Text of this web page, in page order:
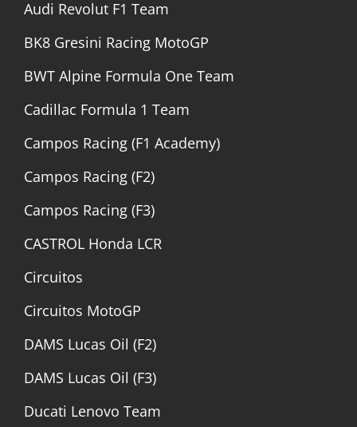
Audi Revolut F1 Team
BK8 Gresini Racing MotoGP
BWT Alpine Formula One Team
Cadillac Formula 1 Team
Campos Racing (F1 Academy)
Campos Racing (F2)
Campos Racing (F3)
CASTROL Honda LCR
Circuitos
Circuitos MotoGP
DAMS Lucas Oil (F2)
DAMS Lucas Oil (F3)
Ducati Lenovo Team